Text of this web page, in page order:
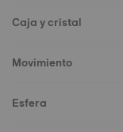
Caja y cristal
Movimiento
Esfera